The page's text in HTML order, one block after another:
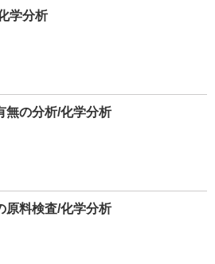
学分析
無の分析/化学分析
原料検査/化学分析